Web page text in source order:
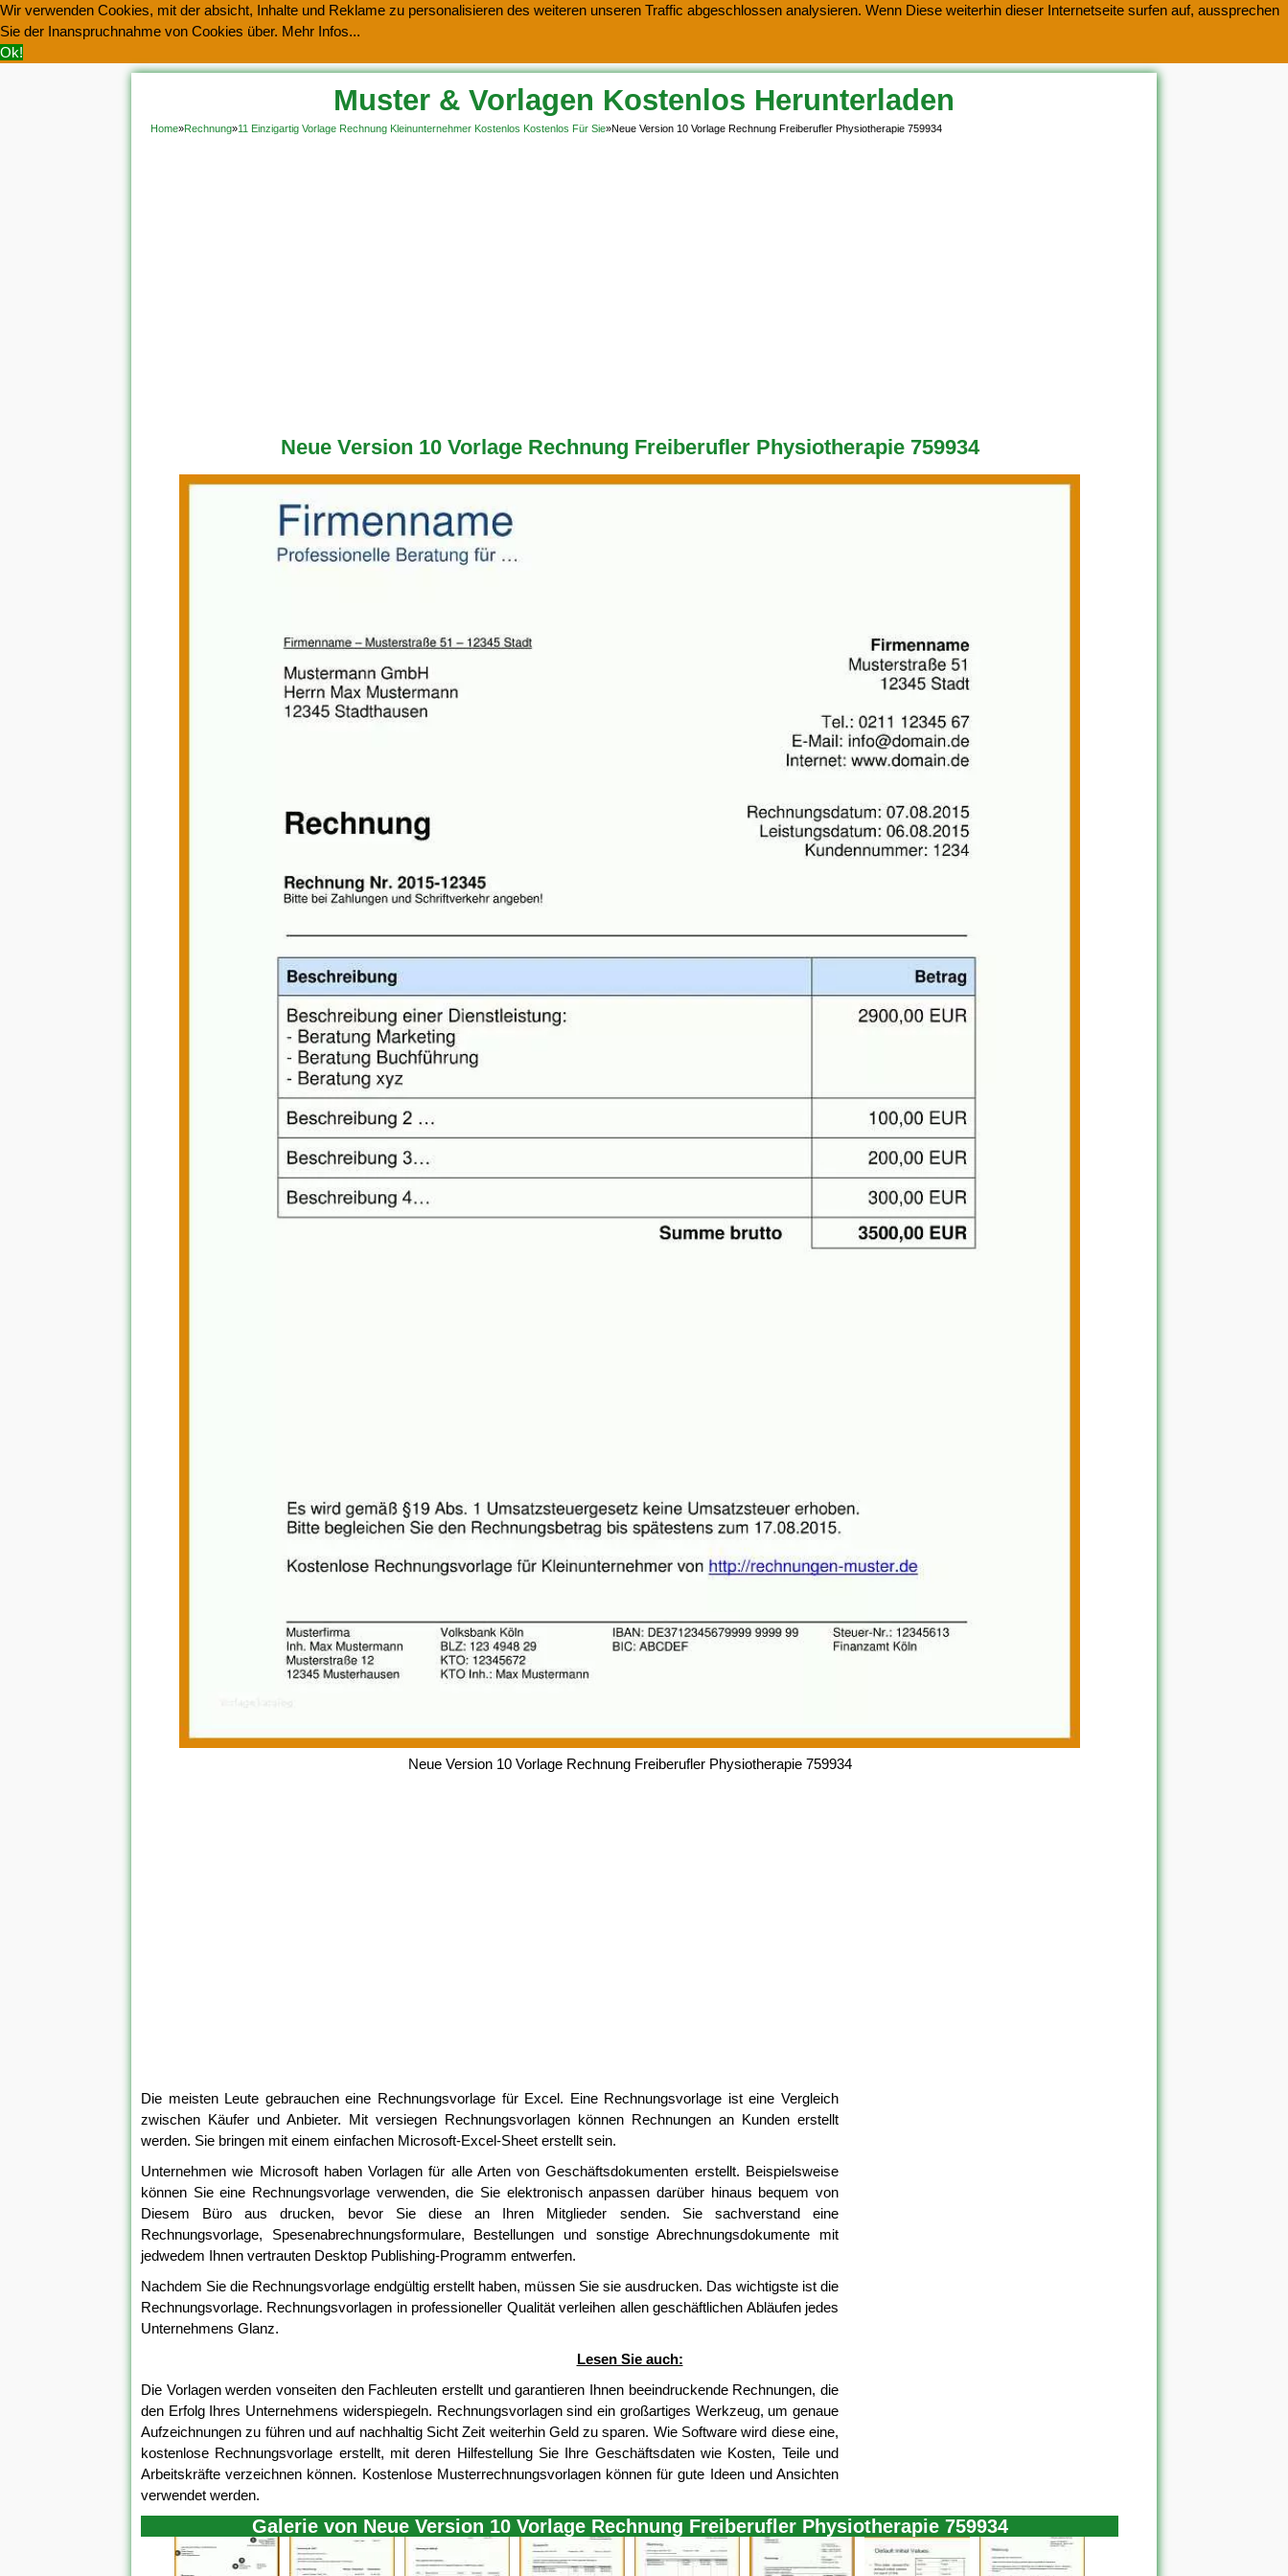
Wir verwenden Cookies, mit der absicht, Inhalte und Reklame zu personalisieren des weiteren unseren Traffic abgeschlossen analysieren. Wenn Diese weiterhin dieser Internetseite surfen auf, aussprechen
Sie der Inanspruchnahme von Cookies über. Mehr Infos...
Ok!
Muster & Vorlagen Kostenlos Herunterladen
Home»Rechnung»11 Einzigartig Vorlage Rechnung Kleinunternehmer Kostenlos Kostenlos Für Sie»Neue Version 10 Vorlage Rechnung Freiberufler Physiotherapie 759934
Neue Version 10 Vorlage Rechnung Freiberufler Physiotherapie 759934
Neue Version 10 Vorlage Rechnung Freiberufler Physiotherapie 759934
Die meisten Leute gebrauchen eine Rechnungsvorlage für Excel. Eine Rechnungsvorlage ist eine Vergleich
zwischen Käufer und Anbieter. Mit versiegen Rechnungsvorlagen können Rechnungen an Kunden erstellt
werden. Sie bringen mit einem einfachen Microsoft-Excel-Sheet erstellt sein.
Unternehmen wie Microsoft haben Vorlagen für alle Arten von Geschäftsdokumenten erstellt. Beispielsweise
können Sie eine Rechnungsvorlage verwenden, die Sie elektronisch anpassen darüber hinaus bequem von
Diesem Büro aus drucken, bevor Sie diese an Ihren Mitglieder senden. Sie sachverstand eine
Rechnungsvorlage, Spesenabrechnungsformulare, Bestellungen und sonstige Abrechnungsdokumente mit
jedwedem Ihnen vertrauten Desktop Publishing-Programm entwerfen.
Nachdem Sie die Rechnungsvorlage endgültig erstellt haben, müssen Sie sie ausdrucken. Das wichtigste ist die
Rechnungsvorlage. Rechnungsvorlagen in professioneller Qualität verleihen allen geschäftlichen Abläufen jedes
Unternehmens Glanz.
Lesen Sie auch:
Die Vorlagen werden vonseiten den Fachleuten erstellt und garantieren Ihnen beeindruckende Rechnungen, die
den Erfolg Ihres Unternehmens widerspiegeln. Rechnungsvorlagen sind ein großartiges Werkzeug, um genaue
Aufzeichnungen zu führen und auf nachhaltig Sicht Zeit weiterhin Geld zu sparen. Wie Software wird diese eine,
kostenlose Rechnungsvorlage erstellt, mit deren Hilfestellung Sie Ihre Geschäftsdaten wie Kosten, Teile und
Arbeitskräfte verzeichnen können. Kostenlose Musterrechnungsvorlagen können für gute Ideen und Ansichten
verwendet werden.
Galerie von Neue Version 10 Vorlage Rechnung Freiberufler Physiotherapie 759934